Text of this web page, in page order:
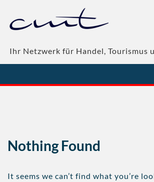
content
Ihr Netzwerk für Handel, Tourismus
Nothing Found
It seems we can’t find what you’re